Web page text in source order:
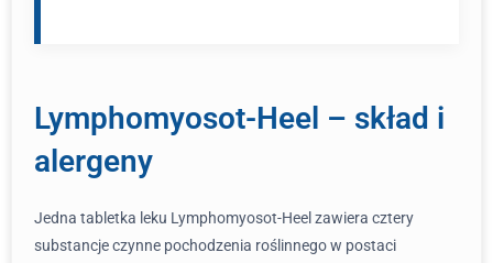
Lymphomyosot-Heel – skład i
alergeny
Jedna tabletka leku Lymphomyosot-Heel zawiera cztery
substancje czynne pochodzenia roślinnego w postaci